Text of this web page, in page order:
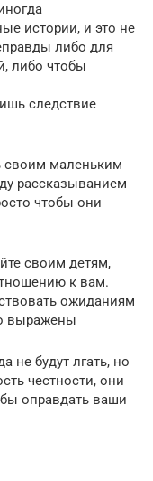
истории, и это не
либо для
либо чтобы
следствие
своим маленьким
рассказыванием
чтобы они
своим детям,
к вам.
ожиданиям
выражены
не будут лгать, но
честности, они
оправдать ваши